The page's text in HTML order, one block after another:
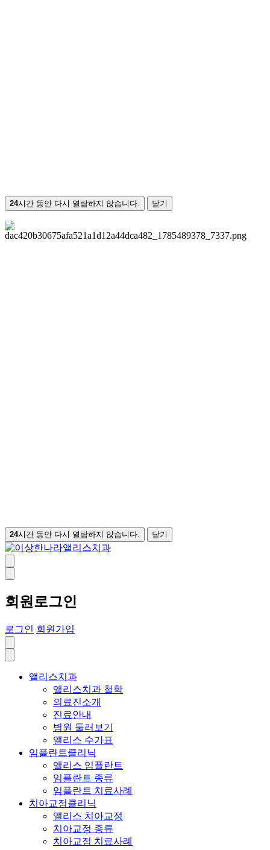
24시간 동안 다시 열람하지 않습니다. 닫기
24시간 동안 다시 열람하지 않습니다. 닫기
회원로그인
로그인 회원가입
앨리스치과
앨리스치과 철학
의료진소개
진료안내
병원 둘러보기
앨리스 수가표
임플란트클리닉
앨리스 임플란트
임플란트 종류
임플란트 치료사례
치아교정클리닉
앨리스 치아교정
치아교정 종류
치아교정 치료사례